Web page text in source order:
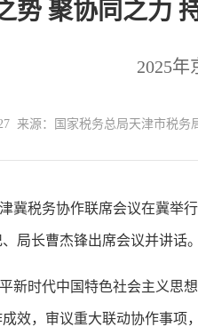
势 聚协同之力
2025
来源：国家税务总局天津市税务
税务协作联席会议在冀举行
局长曹杰锋出席会议并讲话
时代中国特色社会主义思想
效，审议重大联动协作事项